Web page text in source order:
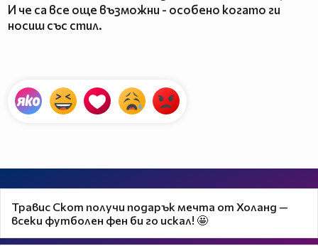
И че са все още възможни - особено когато ги
носиш със стил.
Травис Скот получи подарък мечта от Холанд —
всеки футболен фен би го искал! 🤩